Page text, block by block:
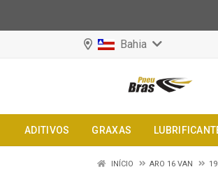
Bahia
ADITIVOS GRAXAS
INÍCIO ARO 16 VAN